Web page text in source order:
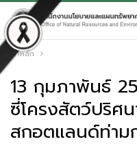
หน้าหลัก
13 กุมภาพันธ์
ซี่โครงสัตว์ปริศ
สกอตแลนด์ท่าม